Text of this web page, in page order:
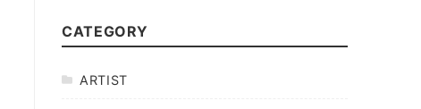
CATEGORY
ARTIST